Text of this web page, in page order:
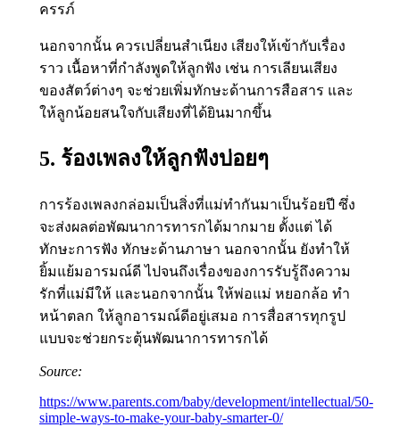
ครรภ์
นอกจากนั้น ควรเปลี่ยนสำเนียง เสียงให้เข้ากับเรื่อง
ราว เนื้อหาที่กำลังพูดให้ลูกฟัง เช่น การเลียนเสียง
ของสัตว์ต่างๆ จะช่วยเพิ่มทักษะด้านการสือสาร และ
ให้ลูกน้อยสนใจกับเสียงที่ได้ยินมากขึ้น
5. ร้องเพลงให้ลูกฟังบ่อยๆ
การร้องเพลงกล่อมเป็นสิ่งที่แม่ทำกันมาเป็นร้อยปี ซึ่ง
จะส่งผลต่อพัฒนาการทารกได้มากมาย ตั้งแต่ ได้
ทักษะการฟัง ทักษะด้านภาษา นอกจากนั้น ยังทำให้
ยิ้มแย้มอารมณ์ดี ไปจนถึงเรื่องของการรับรู้ถึงความ
รักที่แม่มีให้ และนอกจากนั้น ให้พ่อแม่ หยอกล้อ ทำ
หน้าตลก ให้ลูกอารมณ์ดีอยู่เสมอ การสื่อสารทุกรูป
แบบจะช่วยกระตุ้นพัฒนาการทารกได้
Source:
https://www.parents.com/baby/development/intellectual/50-
simple-ways-to-make-your-baby-smarter-0/